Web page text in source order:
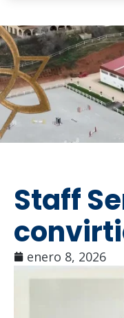
Staff
enero 8, 2026